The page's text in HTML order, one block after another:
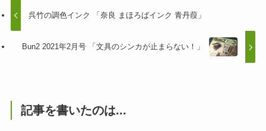
呉竹の調色インク 「奈良 まほろばインク 青丹葭」
Bun2 2021年2月号 「文具のシンカが止まらない！」
記事を書いたのは...